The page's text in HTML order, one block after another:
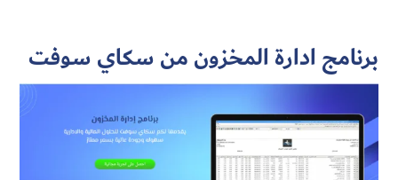
برنامج ادارة المخزون من سكاي سوفت